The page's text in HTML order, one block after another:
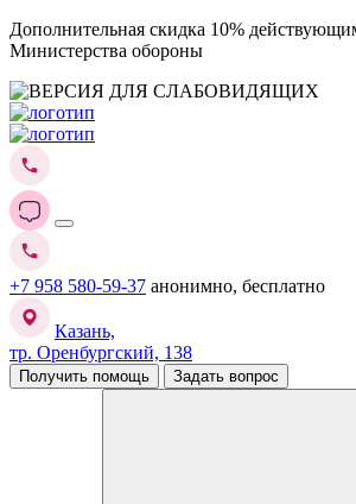
Дополнительная скидка 10%
Министерства обороны
+7 958 580-59-37 анонимно, бесплатно
Казань,
тр. Оренбургский, 138
Получить помощь Задать вопрос